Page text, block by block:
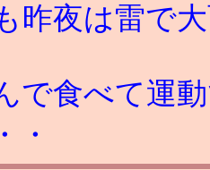
昨夜は雷で
で食べて運
・